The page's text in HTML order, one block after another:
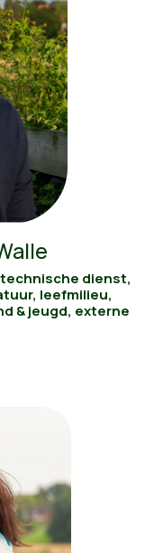
dienst,
leefmilieu,
& jeugd, externe